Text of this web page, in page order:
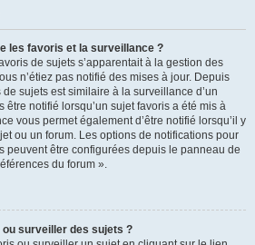
les favoris et la surveillance ?
de sujets s’apparentait à la gestion des
n’étiez pas notifié des mises à jour. Depuis
sujets est similaire à la surveillance d’un
être notifié lorsqu’un sujet favoris a été mis à
vous permet également d’être notifié lorsqu’il y
ou un forum. Les options de notifications pour
peuvent être configurées depuis le panneau de
du forum ».
surveiller des sujets ?